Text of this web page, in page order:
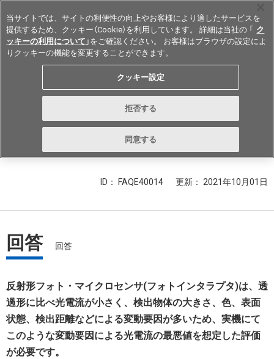
Japan
反射形フォト・マイクロセンサ(フ
ォトインタラプタ)を使用するとき
の注意点について教えてください。
ID： FAQE40014 更新： 2021年10月01日
回答 回答
反射形フォト・マイクロセンサ(フォトインタラプタ)は、透
過形に比べ光電流が小さく、検出物体の大きさ、色、表面
状態、検出距離などによる変動要因が多いため、実機にて
このような変動要因による光電流の最悪値を想定した評価
が必要です。
当サイトでは、サイトの利便性の向上やお客様により適したサービスを
提供するため、クッキー（Cookie）を利用しています。 詳細は当社の 「 ク
ッキーの利用について 」をご確認ください。 お客様はブラウザの設定によ
りクッキーの機能を変更することができます。
クッキー設定
拒否する
同意する